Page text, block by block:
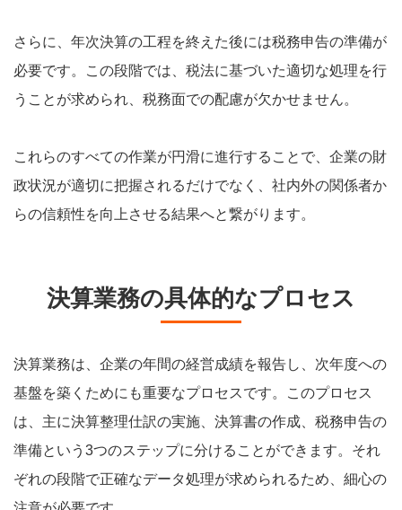
さらに、年次決算の工程を終えた後には税務申告の準備が
必要です。この段階では、税法に基づいた適切な処理を行
うことが求められ、税務面での配慮が欠かせません。
これらのすべての作業が円滑に進行することで、企業の財
政状況が適切に把握されるだけでなく、社内外の関係者か
らの信頼性を向上させる結果へと繋がります。
決算業務の具体的なプロセス
決算業務は、企業の年間の経営成績を報告し、次年度への
基盤を築くためにも重要なプロセスです。このプロセス
は、主に決算整理仕訳の実施、決算書の作成、税務申告の
準備という3つのステップに分けることができます。それ
ぞれの段階で正確なデータ処理が求められるため、細心の